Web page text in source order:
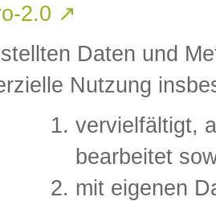
2.0 ↗
Daten und
Nutzung
vervielfältigt,
bearbeitet
mit eigenen